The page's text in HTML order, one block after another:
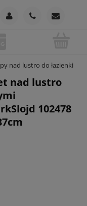
nad lustro do łazienki
nad lustro
102478